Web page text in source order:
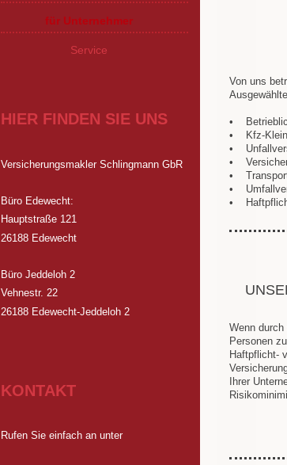
Von uns
•
• Kfz-
•
•
•
•
•
Wenn
Personen
Haftpflicht-
Ihrer
für Unternehmer
Service
HIER FINDEN SIE UNS
Versicherungsmakler Schlingmann GbR
Büro Edewecht:
Hauptstraße 121
26188 Edewecht
Büro Jeddeloh 2
Vehnestr. 22
26188 Edewecht-Jeddeloh 2
KONTAKT
Rufen Sie einfach an unter